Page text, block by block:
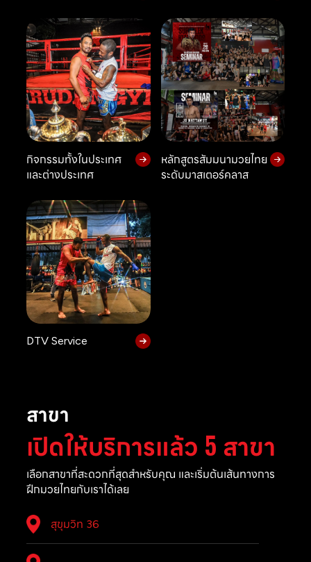
กิจกรรมทั้งในประเทศ
และต่างประเทศ
หลักสูตรสัมมนามวยไทย
ระดับมาสเตอร์คลาส
DTV Service
สาขา
เปิดให้บริการแล้ว 5 สาขา
เลือกสาขาที่สะดวกที่สุดสำหรับคุณ และเริ่มต้นเส้นทางการ
ฝึกมวยไทยกับเราได้เลย
สุขุมวิท 36